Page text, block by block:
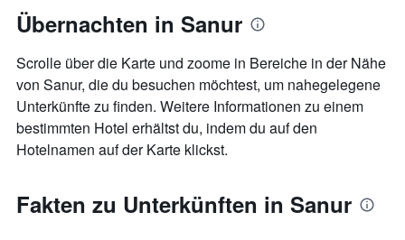
Übernachten in Sanur
Scrolle über die Karte und zoome in Bereiche in der Nähe
von Sanur, die du besuchen möchtest, um nahegelegene
Unterkünfte zu finden. Weitere Informationen zu einem
bestimmten Hotel erhältst du, indem du auf den
Hotelnamen auf der Karte klickst.
Fakten zu Unterkünften in Sanur